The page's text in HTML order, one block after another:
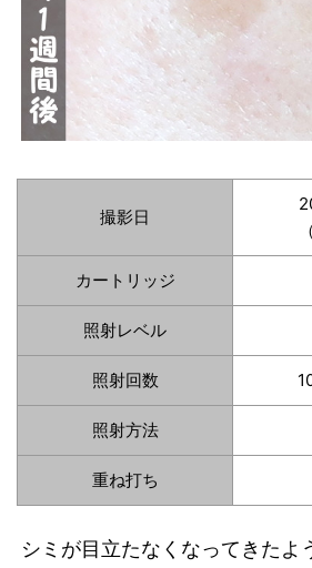
撮影日
カートリッジ
照射レベル
照射回数
照射方法
重ね打ち
シミが目立たなくなってきたよ